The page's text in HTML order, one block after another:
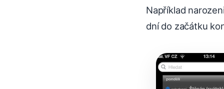
Například
dní do začátku